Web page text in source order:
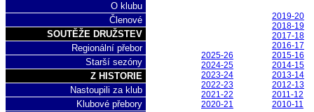
O klubu
Členové
SOUTĚŽE DRUŽSTEV
Regionální přebor
Starší sezóny
Z HISTORIE
Nastoupili za klub
Klubové přebory
2025-26
2024-25
2023-24
2022-23
2021-22
2020-21
2019-20
2018-19
2017-18
2016-17
2015-16
2014-15
2013-14
2012-13
2011-12
2010-11